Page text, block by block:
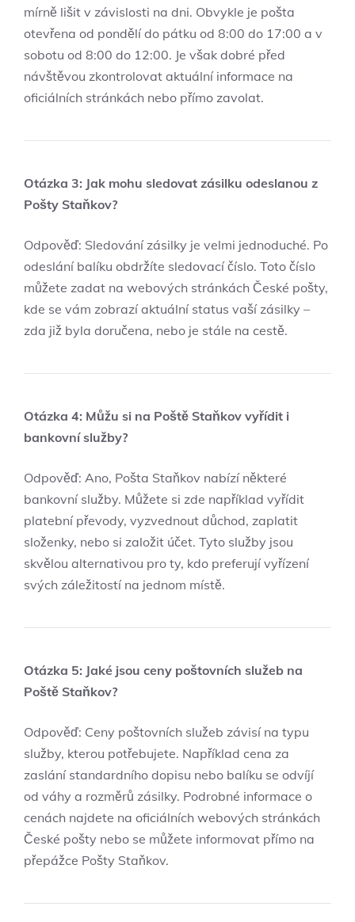
mírně lišit v závislosti na dni. Obvykle je pošta
otevřena od pondělí do pátku od 8:00 do 17:00 a v
sobotu od 8:00 do 12:00. Je však dobré před
návštěvou zkontrolovat aktuální informace na
oficiálních stránkách nebo přímo zavolat.
Otázka 3: Jak mohu sledovat zásilku odeslanou z
Pošty Staňkov?
Odpověď: Sledování zásilky je velmi jednoduché. Po
odeslání balíku obdržíte sledovací číslo. Toto číslo
můžete zadat na webových stránkách České pošty,
kde se vám zobrazí aktuální status vaší zásilky –
zda již byla doručena, nebo je stále na cestě.
Otázka 4: Můžu si na Poště Staňkov vyřídit i
bankovní služby?
Odpověď: Ano, Pošta Staňkov nabízí některé
bankovní služby. Můžete si zde například vyřídit
platební převody, vyzvednout důchod, zaplatit
složenky, nebo si založit účet. Tyto služby jsou
skvělou alternativou pro ty, kdo preferují vyřízení
svých záležitostí na jednom místě.
Otázka 5: Jaké jsou ceny poštovních služeb na
Poště Staňkov?
Odpověď: Ceny poštovních služeb závisí na typu
služby, kterou potřebujete. Například cena za
zaslání standardního dopisu nebo balíku se odvíjí
od váhy a rozměrů zásilky. Podrobné informace o
cenách najdete na oficiálních webových stránkách
České pošty nebo se můžete informovat přímo na
přepážce Pošty Staňkov.